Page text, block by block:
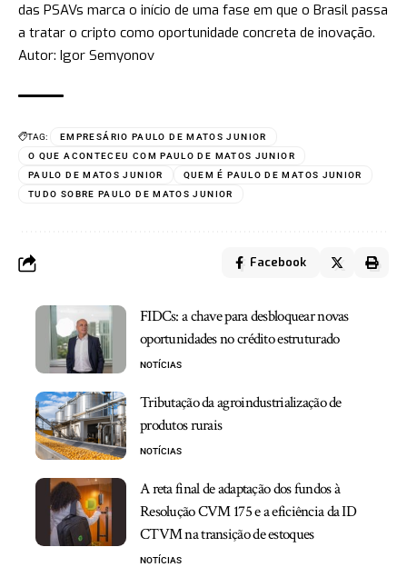
das PSAVs marca o início de uma fase em que o Brasil passa
a tratar o cripto como oportunidade concreta de inovação.
Autor: Igor Semyonov
TAG:
EMPRESÁRIO PAULO DE MATOS JUNIOR
O QUE ACONTECEU COM PAULO DE MATOS JUNIOR
PAULO DE MATOS JUNIOR
QUEM É PAULO DE MATOS JUNIOR
TUDO SOBRE PAULO DE MATOS JUNIOR
Facebook
FIDCs: a chave para desbloquear novas
oportunidades no crédito estruturado
NOTÍCIAS
Tributação da agroindustrialização de
produtos rurais
NOTÍCIAS
A reta final de adaptação dos fundos à
Resolução CVM 175 e a eficiência da ID
CTVM na transição de estoques
NOTÍCIAS